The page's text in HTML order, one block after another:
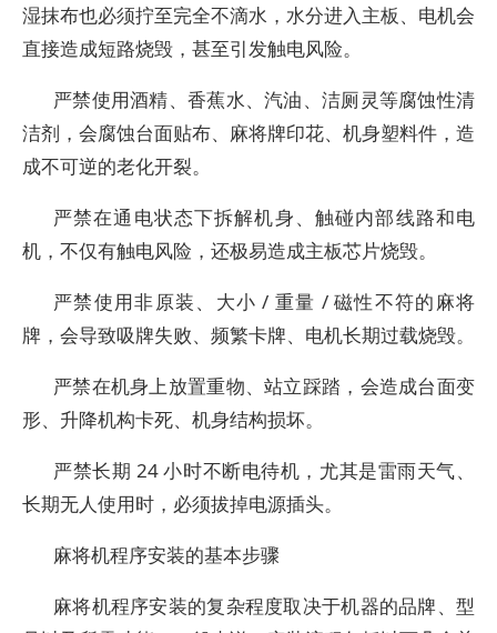
湿抹布也必须拧至完全不滴水，水分进入主板、电机会
直接造成短路烧毁，甚至引发触电风险。
严禁使用酒精、香蕉水、汽油、洁厕灵等腐蚀性清
洁剂，会腐蚀台面贴布、麻将牌印花、机身塑料件，造
成不可逆的老化开裂。
严禁在通电状态下拆解机身、触碰内部线路和电
机，不仅有触电风险，还极易造成主板芯片烧毁。
严禁使用非原装、大小 / 重量 / 磁性不符的麻将
牌，会导致吸牌失败、频繁卡牌、电机长期过载烧毁。
严禁在机身上放置重物、站立踩踏，会造成台面变
形、升降机构卡死、机身结构损坏。
严禁长期 24 小时不断电待机，尤其是雷雨天气、
长期无人使用时，必须拔掉电源插头。
麻将机程序安装的基本步骤
麻将机程序安装的复杂程度取决于机器的品牌、型